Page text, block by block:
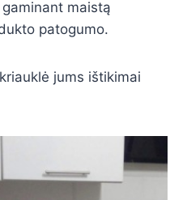
maistą
patogumo.
jums ištikimai